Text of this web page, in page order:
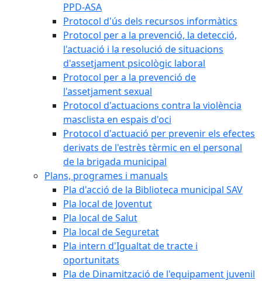
PPD-ASA
Protocol d'ús dels recursos informàtics
Protocol per a la prevenció, la detecció,
l'actuació i la resolució de situacions
d'assetjament psicològic laboral
Protocol per a la prevenció de
l'assetjament sexual
Protocol d'actuacions contra la violència
masclista en espais d'oci
Protocol d'actuació per prevenir els efectes
derivats de l'estrès tèrmic en el personal
de la brigada municipal
Plans, programes i manuals
Pla d'acció de la Biblioteca municipal SAV
Pla local de Joventut
Pla local de Salut
Pla local de Seguretat
Pla intern d'Igualtat de tracte i
oportunitats
Pla de Dinamització de l'equipament juvenil